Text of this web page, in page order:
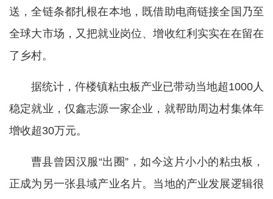
送，全链条都扎根在本地，既借助电商链接全国乃至
全球大市场，又把就业岗位、增收红利实实在在留在
了乡村。
据统计，仵楼镇粘虫板产业已带动当地超1000人
稳定就业，仅鑫志源一家企业，就帮助周边村集体年
增收超30万元。
曹县曾因汉服“出圈”，如今这片小小的粘虫板，
正成为另一张县域产业名片。当地的产业发展逻辑很